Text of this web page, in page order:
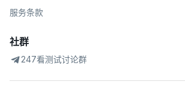
服务条款
社群
247看测试讨论群